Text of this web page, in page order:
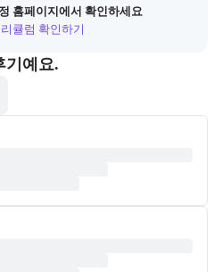
홈페이지에서 확인하세요
큘럼 확인하기
기예요.